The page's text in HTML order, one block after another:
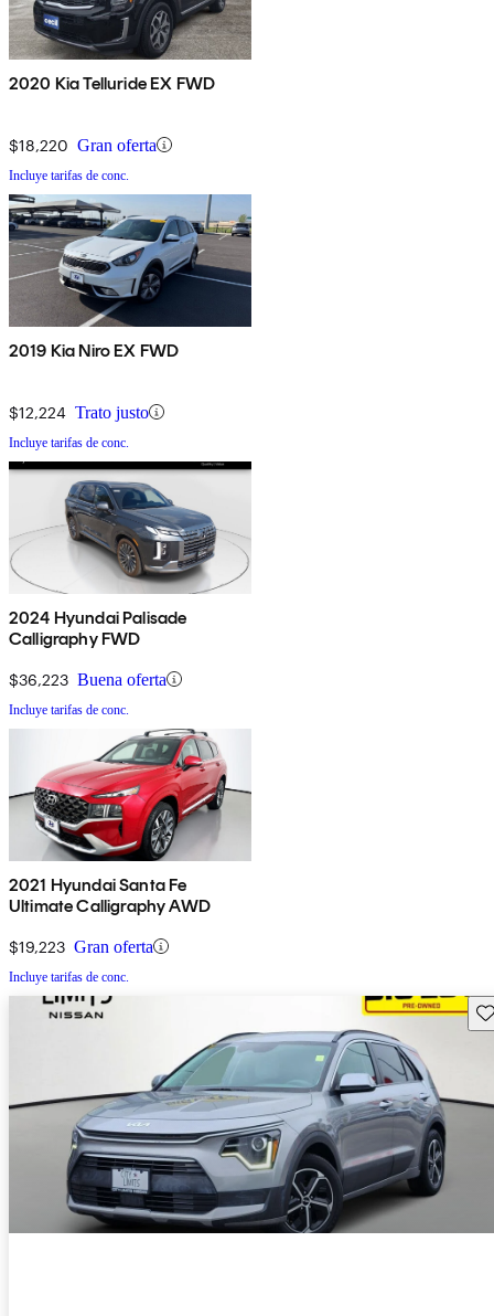
2020 Kia Telluride EX FWD
$18,220 Gran oferta
Incluye tarifas de conc.
2019 Kia Niro EX FWD
$12,224 Trato justo
Incluye tarifas de conc.
2024 Hyundai Palisade
Calligraphy FWD
$36,223 Buena oferta
Incluye tarifas de conc.
2021 Hyundai Santa Fe
Ultimate Calligraphy AWD
$19,223 Gran oferta
Incluye tarifas de conc.